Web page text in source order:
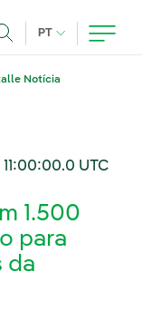
PT IDIOMA ATUAL,
Notícia
UTC
1.500
para
da